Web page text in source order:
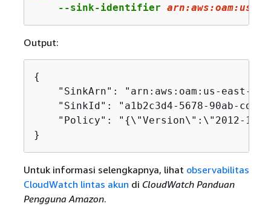
    --sink-identifier
arn:aws:oam:us-
Output:
{
"SinkArn": "arn:aws:oam:us-east-
"SinkId": "a1b2c3d4-5678-90ab-
    "Policy": "
{\"Version\":\"2012-10-
}
Untuk informasi selengkapnya, lihat observabilitas
CloudWatch lintas akun di CloudWatch Panduan
Pengguna Amazon.